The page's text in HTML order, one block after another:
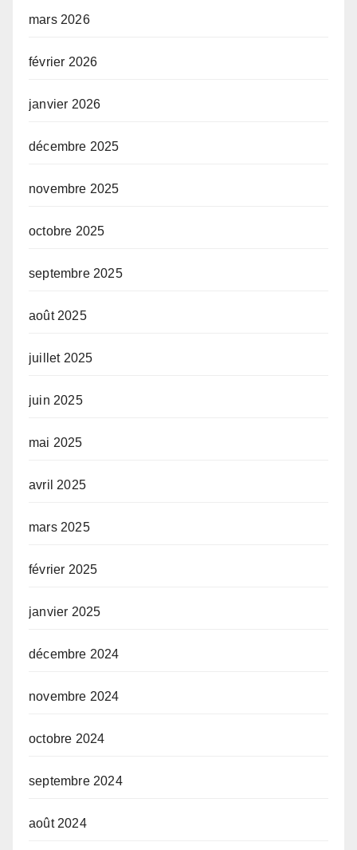
mars 2026
février 2026
janvier 2026
décembre 2025
novembre 2025
octobre 2025
septembre 2025
août 2025
juillet 2025
juin 2025
mai 2025
avril 2025
mars 2025
février 2025
janvier 2025
décembre 2024
novembre 2024
octobre 2024
septembre 2024
août 2024